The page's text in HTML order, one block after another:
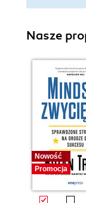
Nasze
Nowość
Promocja